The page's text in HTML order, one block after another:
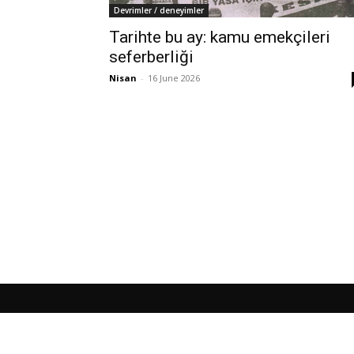
Devrimler / deneyimler
Tarihte bu ay: kamu emekçileri
seferberliği
Nisan - 16 June 2026